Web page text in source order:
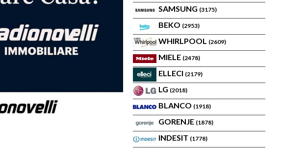
SAMSUNG (3175)
BEKO (2953)
WHIRLPOOL (2609)
MIELE (2478)
ELLECI (2179)
LG (2018)
BLANCO (1918)
GORENJE (1878)
INDESIT (1778)